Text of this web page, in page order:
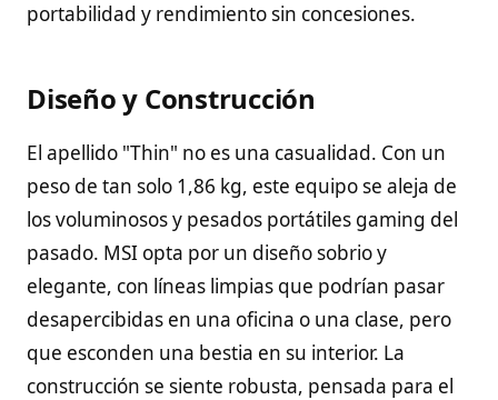
portabilidad y rendimiento sin concesiones.
Diseño y Construcción
El apellido "Thin" no es una casualidad. Con un
peso de tan solo 1,86 kg, este equipo se aleja de
los voluminosos y pesados portátiles gaming del
pasado. MSI opta por un diseño sobrio y
elegante, con líneas limpias que podrían pasar
desapercibidas en una oficina o una clase, pero
que esconden una bestia en su interior. La
construcción se siente robusta, pensada para el